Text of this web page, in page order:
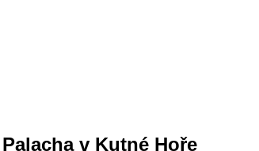
v Kutné Hoře